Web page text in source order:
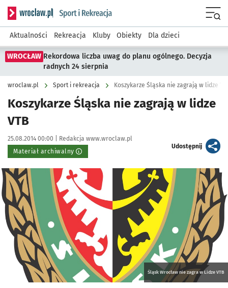
Serwis informacyjny wroclaw.pl podserwis: Sport i rekreacja
Aktualności Rekreacja Kluby Obiekty Dla dzieci
WROCŁAW Rekordowa liczba uwag do planu ogólnego. Decyzja
radnych 24 sierpnia
wroclaw.pl Sport i rekreacja Koszykarze Śląska nie zagrają w lidze
Koszykarze Śląska nie zagrają w lidze
VTB
Data publikacji:
25.08.2014 00:00 | Autor:
Redakcja www.wroclaw.pl
Materiał archiwalny
Udostępnijartykuł
Kliknij, aby powiększyć
Śląsk Wrocław nie zagra w Lidze VTB